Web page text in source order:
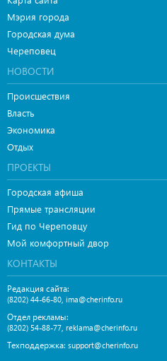
Мэрия города
Городская дума
Череповец
НОВОСТИ
Происшествия
Власть
Экономика
Отдых
ПРОЕКТЫ
Городская афиша
Прямые трансляции
Гид по Череповцу
Мой комфортный двор
КОНТАКТЫ
Редакция сайта:
(8202) 44-66-80, ima@cherinfo.ru
Отдел рекламы:
(8202) 54-88-77, reklama@cherinfo.ru
Техподдержка: support@cherinfo.ru